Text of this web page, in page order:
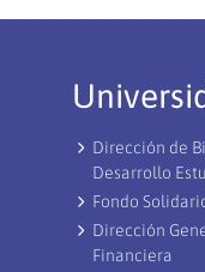
Dirección de
Desarrollo
Fondo
Dirección
Financiera